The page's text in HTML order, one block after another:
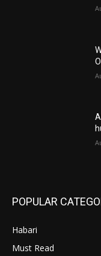
POPULAR
Habari
Must Read